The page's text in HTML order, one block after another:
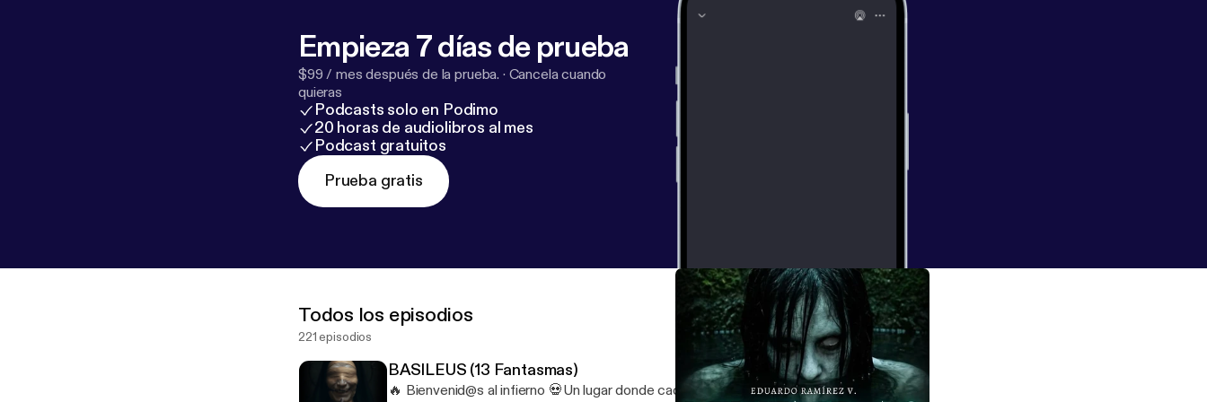
Empieza 7 días de prueba
$99 / mes después de la prueba. · Cancela cuando
quieras
Podcasts solo en Podimo
20 horas de audiolibros al mes
Podcast gratuitos
Prueba gratis
Todos los episodios
221 episodios
BASILEUS (13 Fantasmas)
🔥 Bienvenid@s al infierno 💀Un lugar donde cada sonido es un susurro de algo que no